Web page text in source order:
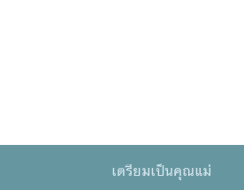
เตรียมเป็นคุณแม่